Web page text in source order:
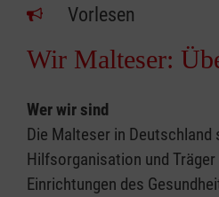
Vorlesen
Wir Malteser:
Wer wir sind
Die Malteser in
Hilfsorganisation und
Einrichtungen des